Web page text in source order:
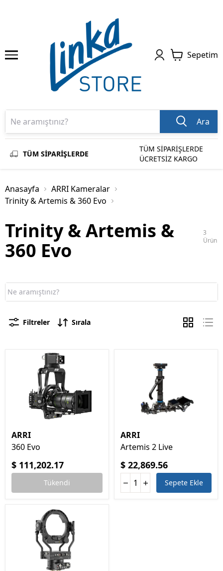
Sepetim
Ara
TÜM SİPARİŞLERDE
TÜM SİPARİŞLERDE
ÜCRETSİZ KARGO
Anasayfa
ARRI Kameralar
Trinity & Artemis & 360 Evo
Trinity & Artemis &
360 Evo
3
Ürün
Filtreler Sırala
ARRI
360 Evo
$ 111,202.17
Tükendi
ARRI
Artemis 2 Live
$ 22,869.56
Sepete Ekle